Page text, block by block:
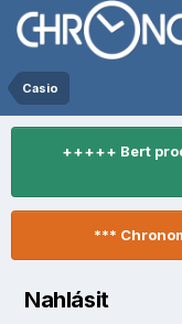
Casio
+++++ Bert
***
Nahlásit